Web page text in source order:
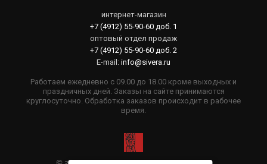
интернет-магазин
+7 (4912) 55-90-60 доб. 1
оптовый отдел продаж
+7 (4912) 55-90-60 доб. 2
E-mail: info@sivera.ru
Работаем ежедневно с 09.00 до 18.00 кроме выходных и
праздничных дней. Заказы на сайте принимаются
круглосуточно. Обработка заказов происходит в рабочее
время.